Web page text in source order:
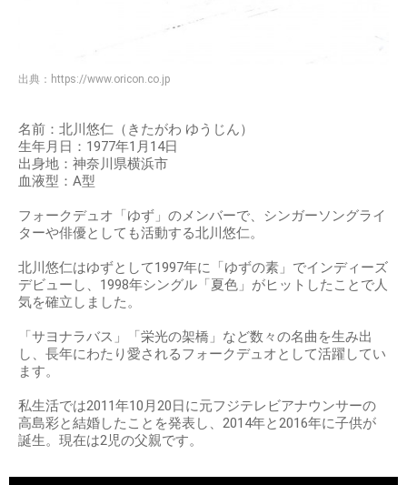
出典： https://www.oricon.co.jp
名前：北川悠仁（きたがわ ゆうじん）
生年月日：1977年1月14日
出身地：神奈川県横浜市
血液型：A型
フォークデュオ「ゆず」のメンバーで、シンガーソングライ
ターや俳優としても活動する北川悠仁。
北川悠仁はゆずとして1997年に「ゆずの素」でインディーズ
デビューし、1998年シングル「夏色」がヒットしたことで人
気を確立しました。
「サヨナラバス」「栄光の架橋」など数々の名曲を生み出
し、長年にわたり愛されるフォークデュオとして活躍してい
ます。
私生活では2011年10月20日に元フジテレビアナウンサーの
高島彩と結婚したことを発表し、2014年と2016年に子供が
誕生。現在は2児の父親です。